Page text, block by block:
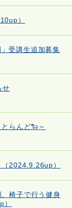
）
受講生追加募集
せ
らんど🐑～
2024.9.26up）
椅子で行う健身